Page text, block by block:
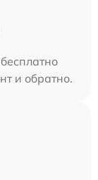
и обратно.